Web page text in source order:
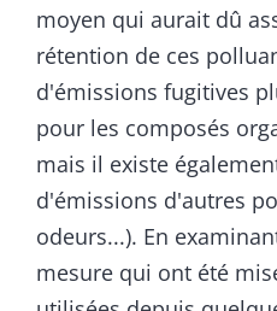
moyen qui aurait dû
rétention de ces
d'émissions fugitives
pour les composés
mais il existe
d'émissions d'autres
odeurs...). En
mesure qui ont été